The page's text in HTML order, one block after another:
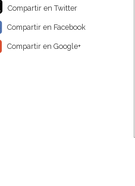
Compartir en Twitter
Compartir en Facebook
Compartir en Google+